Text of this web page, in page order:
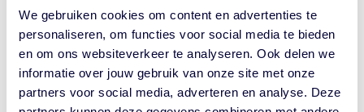
We gebruiken cookies om content en advertenties te
personaliseren, om functies voor social media te bieden
en om ons websiteverkeer te analyseren. Ook delen we
informatie over jouw gebruik van onze site met onze
partners voor social media, adverteren en analyse. Deze
GEEN FINALE VOOR
AMSTERDAM, UTRECHT